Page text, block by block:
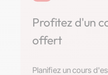
Profitez d'un
offert
Planifiez un cours